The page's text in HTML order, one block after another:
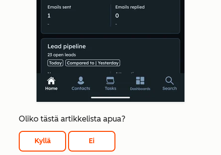
Oliko tästä artikkelista apua?
Kyllä Ei